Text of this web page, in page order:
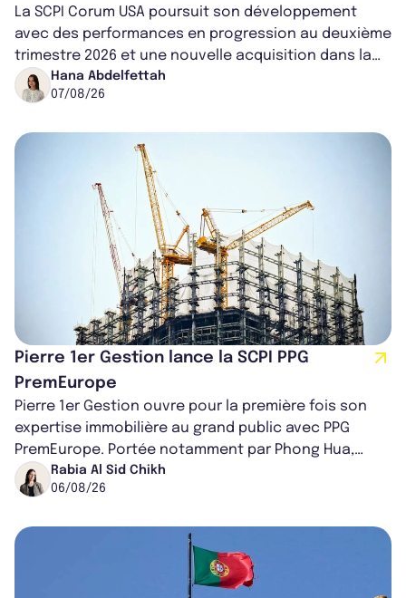
La SCPI Corum USA poursuit son développement
avec des performances en progression au deuxième
trimestre 2026 et une nouvelle acquisition dans la
région de Chicago. Entre hausse de...
Hana Abdelfettah
07/08/26
Pierre 1er Gestion lance la SCPI PPG
PremEurope
Pierre 1er Gestion ouvre pour la première fois son
expertise immobilière au grand public avec PPG
PremEurope. Portée notamment par Phong Hua,
ancien directeur des investissements d...
Rabia Al Sid Chikh
06/08/26